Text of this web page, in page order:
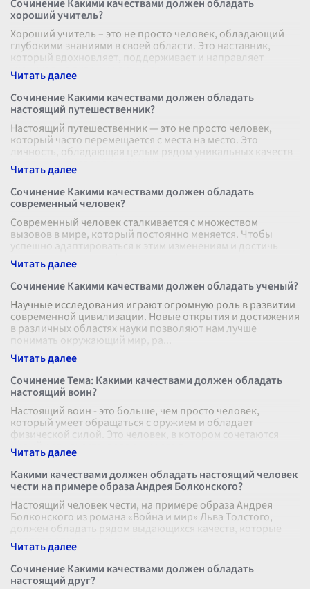
Сочинение Какими качествами должен обладать
хороший учитель?
Хороший учитель – это не просто человек, обладающий
глубокими знаниями в своей области. Это наставник,
который вдохновляет, поддерживает и направляет
учеников на пути к их личному
Сочинение Какими качествами должен обладать
настоящий путешественник?
Настоящий путешественник — это не просто человек,
который часто перемещается с места на место. Это
личность, обладающая целым рядом уникальных качеств
и навыков, позволяющих ему в
Сочинение Какими качествами должен обладать
современный человек?
Современный человек сталкивается с множеством
вызовов в мире, который постоянно меняется. Чтобы
успешно адаптироваться к этим изменениям и достичь
успеха в различных сферах жизни,
Сочинение Какими качествами должен обладать ученый?
Научные исследования играют огромную роль в развитии
современной цивилизации. Новые открытия и достижения
в различных областях науки позволяют нам лучше
понимать окружающий мир, ра
Сочинение Тема: Какими качествами должен обладать
настоящий воин?
Настоящий воин - это больше, чем просто человек,
который умеет обращаться с оружием и обладает
физической силой. Это человек, в котором сочетаются
целый ряд качеств, делающих его д
Какими качествами должен обладать настоящий человек
чести на примере образа Андрея Болконского?
Настоящий человек чести, на примере образа Андрея
Болконского из романа «Война и мир» Льва Толстого,
должен обладать рядом выдающихся качеств, которые
проявляются в различных ситуа
Сочинение Какими качествами должен обладать
настоящий друг?